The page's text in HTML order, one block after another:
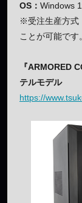
OS： Windows
※受注生産方式
ことが可能です。
『ARMORED
テルモデル
https://